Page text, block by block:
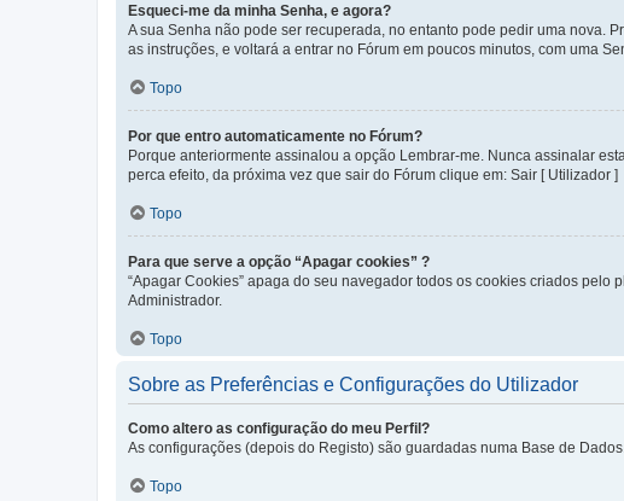
Esqueci-me da minha Senha, e agora?
A sua Senha não pode ser recuperada, no entanto pode pedir uma nova.
as instruções, e voltará a entrar no Fórum em poucos minutos, com uma
Topo
Por que entro automaticamente no Fórum?
Porque anteriormente assinalou a opção Lembrar-me. Nunca assinalar
perca efeito, da próxima vez que sair do Fórum clique em: Sair [ Utilizador ]
Topo
Para que serve a opção “Apagar cookies” ?
“Apagar Cookies” apaga do seu navegador todos os cookies criados
Administrador.
Topo
Sobre as Preferências e Configurações do Utilizador
Como altero as configuração do meu Perfil?
As configurações (depois do Registo) são guardadas numa Base de
Topo